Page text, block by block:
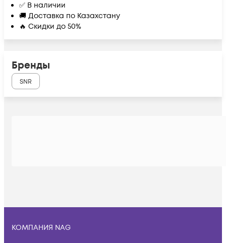
✅ В наличии
🚚 Доставка по Казахстану
🔥 Скидки до 50%
Бренды
SNR
КОМПАНИЯ NAG